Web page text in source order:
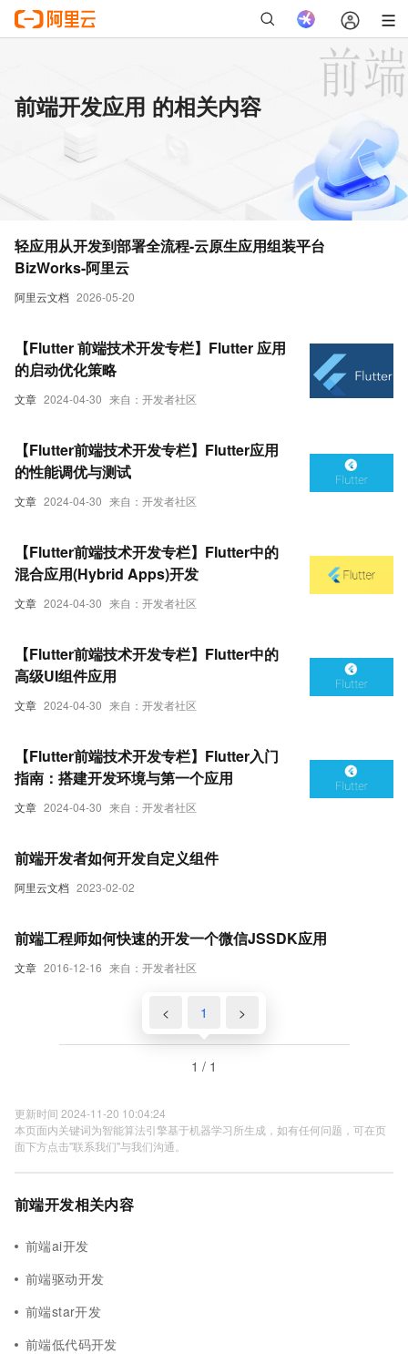
前端开发应用 的相关内容
阿里云文档 2026-05-20
轻应用从开发到部署全流程-云原生应用组装平台
BizWorks-阿里云
文章 2024-04-30 来自：开发者社区
【Flutter 前端技术开发专栏】Flutter 应用
的启动优化策略
文章 2024-04-30 来自：开发者社区
【Flutter前端技术开发专栏】Flutter应用
的性能调优与测试
文章 2024-04-30 来自：开发者社区
【Flutter前端技术开发专栏】Flutter中的
混合应用(Hybrid Apps)开发
文章 2024-04-30 来自：开发者社区
【Flutter前端技术开发专栏】Flutter中的
高级UI组件应用
文章 2024-04-30 来自：开发者社区
【Flutter前端技术开发专栏】Flutter入门
指南：搭建开发环境与第一个应用
阿里云文档 2023-02-02
前端开发者如何开发自定义组件
文章 2016-12-16 来自：开发者社区
前端工程师如何快速的开发一个微信JSSDK应用
< 1 >
1 / 1
更新时间 2024-11-20 10:04:24
本页面内关键词为智能算法引擎基于机器学习所生成，如有任何问题，可在页
面下方点击"联系我们"与我们沟通。
前端开发相关内容
前端ai开发
前端驱动开发
前端star开发
前端低代码开发